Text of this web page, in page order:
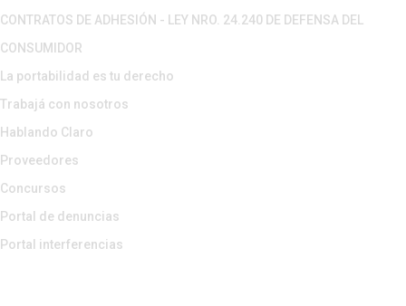
CONTRATOS DE ADHESIÓN - LEY NRO. 24.240 DE DEFENSA DEL
CONSUMIDOR
La portabilidad es tu derecho
Trabajá con nosotros
Hablando Claro
Proveedores
Concursos
Portal de denuncias
Portal interferencias